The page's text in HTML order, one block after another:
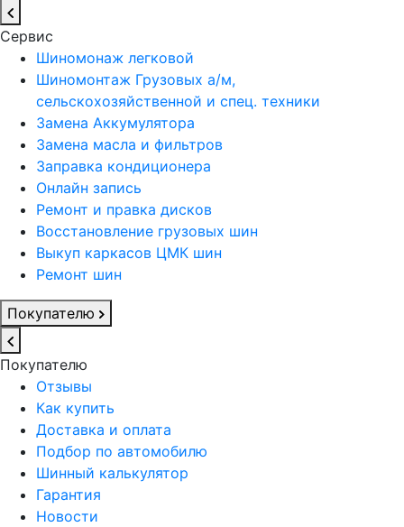
Сервис
Шиномонаж легковой
Шиномонтаж Грузовых а/м,
сельскохозяйственной и спец. техники
Замена Аккумулятора
Замена масла и фильтров
Заправка кондиционера
Онлайн запись
Ремонт и правка дисков
Восстановление грузовых шин
Выкуп каркасов ЦМК шин
Ремонт шин
Покупателю
Покупателю
Отзывы
Как купить
Доставка и оплата
Подбор по автомобилю
Шинный калькулятор
Гарантия
Новости